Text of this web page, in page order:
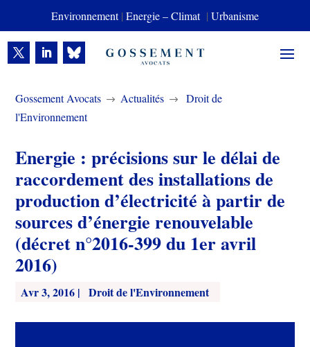
Environnement| Energie – Climat | Urbanisme
Gossement Avocats $ Actualités $
Droit de
l'Environnement
Energie : précisions sur le délai de
raccordement des installations de
production d’électricité à partir de
sources d’énergie renouvelable
(décret n°2016-399 du 1er avril
2016)
Avr 3, 2016 | Droit de l'Environnement